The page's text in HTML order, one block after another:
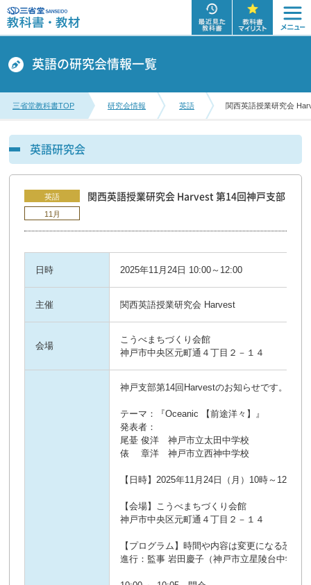
英語の研究会情報一覧
三省堂教科書TOP 研究会情報 英語 関西英語授業研究会
英語研究会
英語
11月
関西英語授業研究会 Harvest 第14回神戸支部
日時 2025年11月24日 10:00～12:00
主催 関西英語授業研究会 Harvest
会場
こうべまちづくり会館
神戸市中央区元町通４丁目２－１４
神戸支部第14回Harvestのお知らせです。今
テーマ：『Oceanic 【前途洋々】』
発表者：
尾䑓 俊洋 神戸市立太田中学校
俵 章洋 神戸市立西神中学校
【日時】2025年11月24日（月）10時～12時
【会場】こうべまちづくり会館
神戸市中央区元町通４丁目２－１４
【プログラム】時間や内容は変更になる恐れ
進行：監事 岩田慶子（神戸市立星陵台中学校